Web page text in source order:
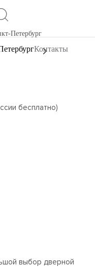
Петербург
Контакты
бесплатно)
выбор дверной